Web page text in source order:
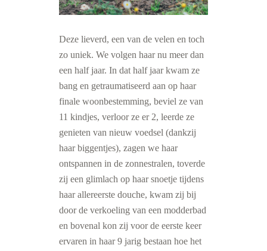
Deze lieverd, een van de velen en toch
zo uniek. We volgen haar nu meer dan
een half jaar. In dat half jaar kwam ze
bang en getraumatiseerd aan op haar
finale woonbestemming, beviel ze van
11 kindjes, verloor ze er 2, leerde ze
genieten van nieuw voedsel (dankzij
haar biggentjes), zagen we haar
ontspannen in de zonnestralen, toverde
zij een glimlach op haar snoetje tijdens
haar allereerste douche, kwam zij bij
door de verkoeling van een modderbad
en bovenal kon zij voor de eerste keer
ervaren in haar 9 jarig bestaan hoe het